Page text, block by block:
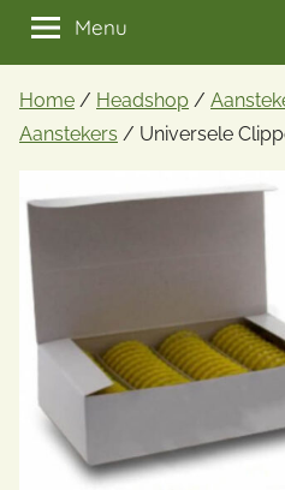
Menu
Home / Headshop /
Aanstekers / Universele